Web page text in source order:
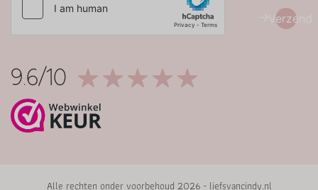
Verzend
9.6/10
Alle rechten onder voorbehoud 2026 - liefsvancindy.nl